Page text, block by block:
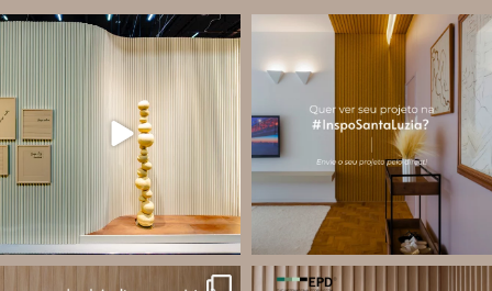
santa.luzia
À primeira vista, ele pode até parecer
funções dentro do projeto
Ele...
Ago 9
santa.luzia
A #InspoSantaLuzia é um espaço
criado para divulgar projetos que
utilizam produtos Santa Luzia e
valorizar o trabalho de arquitetos,
designers de...
Jul 28
14 0